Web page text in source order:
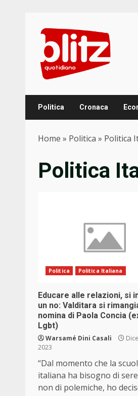
content
Politica Cronaca
Home » Politica » Politica
Politica
Politica Politica Italiana
Educare alle relazioni, si
un no: Valditara si
nomina di Paola Concia
Lgbt)
Warsamé Dini Casali
2023
“Dal momento che la
italiana ha bisogno di
non di polemiche, ho